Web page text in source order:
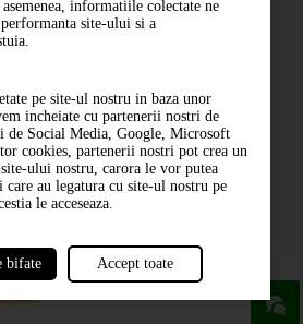
ABONARE
informatiile colectate ne
site-ului si a
pe site-ul nostru in baza unor
incheiate cu partenerii nostri de
de Social Media, Google, Microsoft
cookies, partenerii nostri pot crea un
ului nostru, carora le vor putea
au legatura cu site-ul nostru pe
le acceseaza.
bifate Accept toate